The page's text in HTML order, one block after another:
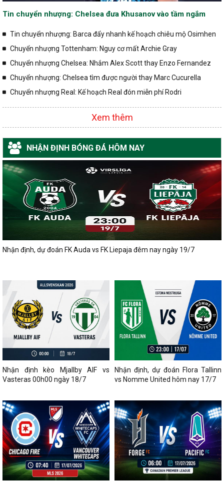
Tin chuyển nhượng: Chelsea đưa Khusanov vào tầm ngắm
Tin chuyển nhượng: Barca đẩy nhanh kế hoạch chiêu mộ Osimhen
Chuyển nhượng Tottenham: Nguy cơ mất Archie Gray
Chuyển nhượng Chelsea: Nhắm Alex Scott thay Enzo Fernandez
Chuyển nhượng: Chelsea tìm được người thay Marc Cucurella
Chuyển nhượng Real: Kế hoạch Real đón miễn phí Rodri
Xem thêm
NHẬN ĐỊNH BÓNG ĐÁ HÔM NAY
Nhận định, dự đoán FK Auda vs FK Liepaja đêm nay ngày 19/7
Nhận định kèo Mjallby AIF vs
Vasteras 00h00 ngày 18/7
Nhận định, dự đoán Flora Tallinn
vs Nomme United hôm nay 17/7